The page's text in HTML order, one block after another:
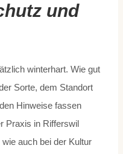
und
winterhart. Wie gut
Sorte, dem Standort
Hinweise fassen
Praxis in Rifferswil
auch bei der Kultur